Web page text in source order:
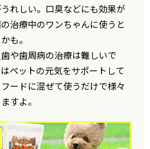
れしい。口臭などにも効果が
治療中のワンちゃんに使うと
も。
や歯周病の治療は難しいで
ペットの元気をサポートして
ードに混ぜて使うだけで様々
すよ。